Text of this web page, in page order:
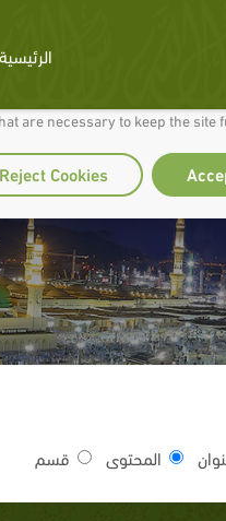
our site work well for you and
are necessary to keep the site
Reject Cookies
الرئيسية
المحتوى قسم